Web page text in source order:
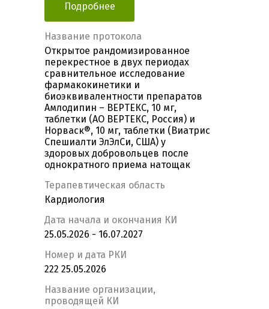
Подробнее
Название протокола
Открытое рандомизированное
перекрестное в двух периодах
сравнительное исследование
фармакокинетики и
биоэквивалентности препаратов
Амлодипин – ВЕРТЕКС, 10 мг,
таблетки (АО ВЕРТЕКС, Россия) и
Норваск®, 10 мг, таблетки (Виатрис
Спешиалти ЭлЭлСи, США) у
здоровых добровольцев после
однократного приема натощак
Терапевтическая область
Кардиология
Дата начала и окончания КИ
25.05.2026 - 16.07.2027
Номер и дата РКИ
222 25.05.2026
Название организации,
проводящей КИ